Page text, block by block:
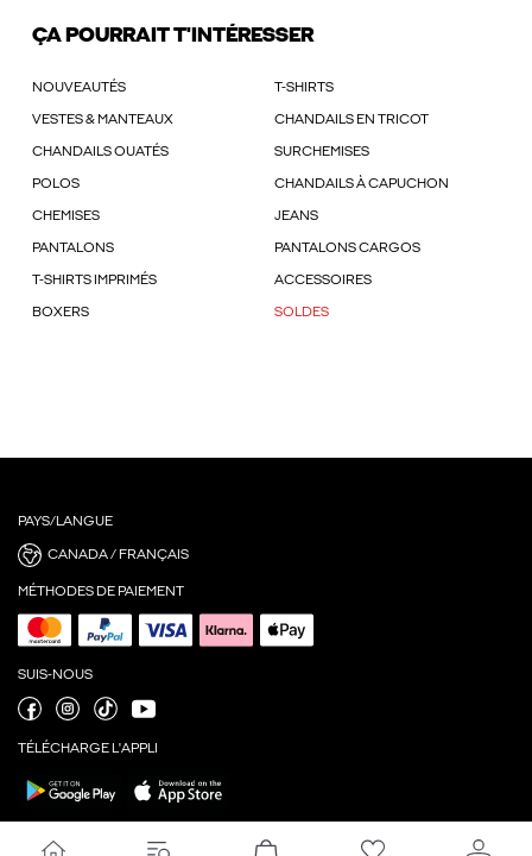
ÇA POURRAIT T'INTÉRESSER
NOUVEAUTÉS T-SHIRTS
VESTES & MANTEAUX CHANDAILS EN TRICOT
CHANDAILS OUATÉS SURCHEMISES
POLOS CHANDAILS À CAPUCHON
CHEMISES JEANS
PANTALONS PANTALONS CARGOS
T-SHIRTS IMPRIMÉS ACCESSOIRES
BOXERS SOLDES
PAYS/LANGUE
CANADA / FRANÇAIS
MÉTHODES DE PAIEMENT
SUIS-NOUS
TÉLÉCHARGE L'APPLI